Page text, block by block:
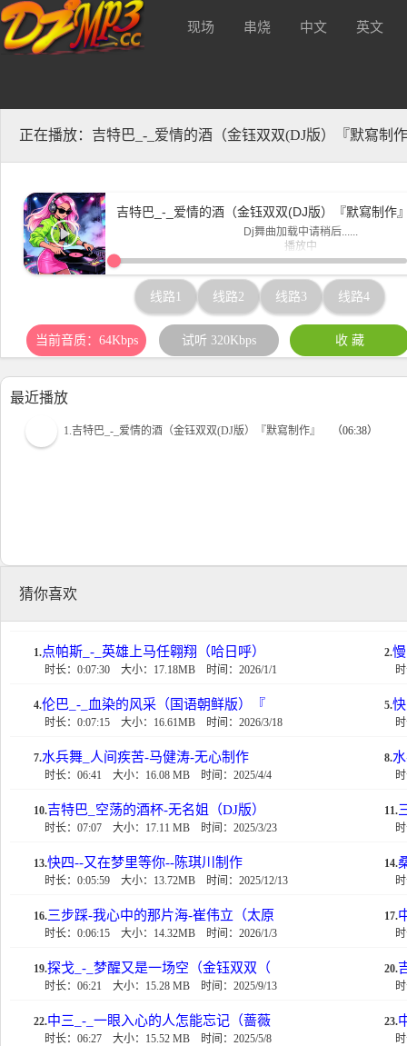
现场 串烧 中文 英文
正在播放：吉特巴_-_爱情的酒（金钰双双(DJ版）『默寫制
吉特巴_-_爱情的酒（金钰双双(DJ版）『默寫制作
Dj舞曲加载中请稍后......
播放中
www.djmp3.cc
线路1 线路2 线路3 线路4
当前音质：64Kbps 试听 320Kbps 收 藏
最近播放
1.吉特巴_-_爱情的酒（金钰双双(DJ版）『默寫制作』 （06:38）
猜你喜欢
1.点帕斯_-_英雄上马任翱翔（哈日呼）
时长：0:07:30 大小：17.18MB 时间：2026/1/1
2.
4.伦巴_-_血染的风采（国语朝鲜版）『
时长：0:07:15 大小：16.61MB 时间：2026/3/18
5.
7.水兵舞_人间疾苦-马健涛-无心制作
时长：06:41 大小：16.08 MB 时间：2025/4/4
8.
10.吉特巴_空荡的酒杯-无名姐（DJ版）
时长：07:07 大小：17.11 MB 时间：2025/3/23
11.
13.快四--又在梦里等你--陈琪川制作
时长：0:05:59 大小：13.72MB 时间：2025/12/13
14.
16.三步踩-我心中的那片海-崔伟立（太原
时长：0:06:15 大小：14.32MB 时间：2026/1/3
17.
19.探戈_-_梦醒又是一场空（金钰双双（
时长：06:21 大小：15.28 MB 时间：2025/9/13
20.
22.中三_-_一眼入心的人怎能忘记（蔷薇
时长：06:27 大小：15.52 MB 时间：2025/5/8
23.